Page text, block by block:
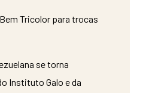
Tricolor para trocas
se torna
Instituto Galo e da